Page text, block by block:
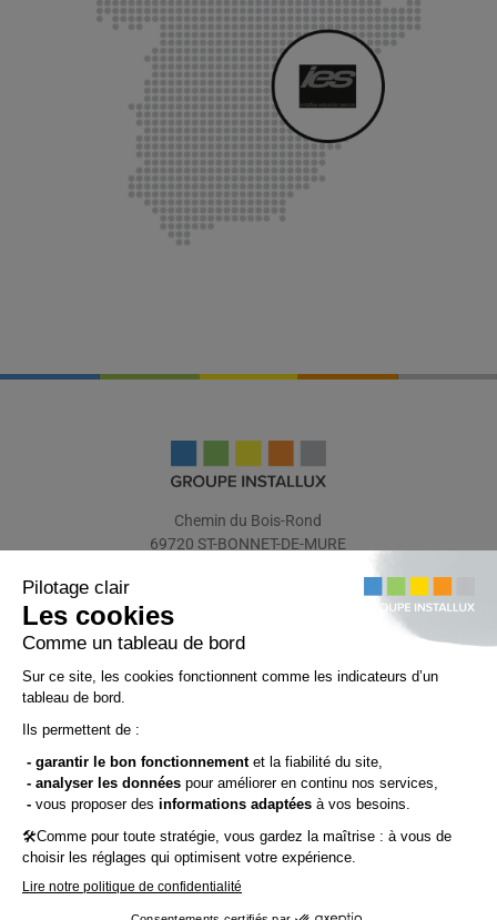
Chemin du Bois-Rond
69720 ST-BONNET-DE-MURE
Fax : +33 (0)4 72 48 31 47
© Groupe Installux
Plan du site
Mentions légales
Politique de confidentialité